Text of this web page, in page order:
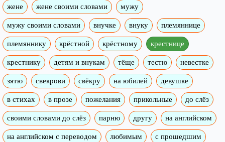
жене жене своими словами мужу
мужу своими словами внучке внуку племяннице
племяннику крёстной крёстному крестнице
крестнику детям и внукам тёще тестю невестке
зятю свекрови свёкру на юбилей девушке
в стихах в прозе пожелания прикольные до слёз
своими словами до слёз парню другу на английском
на английском с переводом любимым с прошедшим